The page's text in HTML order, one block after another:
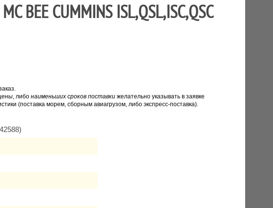
BEE CUMMINS ISL,QSL,ISC,QSC
, либонаименьших сроков поставки желательно указывать в заявке
(поставка морем, сборным авиагрузом, либо экспресс-поставка).